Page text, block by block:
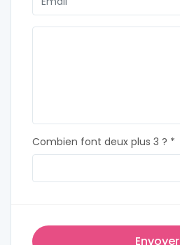
Combien font deux plus 3 ? *
Envoyer